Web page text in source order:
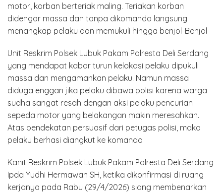
motor, korban berteriak maling. Teriakan korban
didengar massa dan tanpa dikomando langsung
menangkap pelaku dan memukuli hingga benjol-Benjol
Unit Reskrim Polsek Lubuk Pakam Polresta Deli Serdang
yang mendapat kabar turun kelokasi pelaku dipukuli
massa dan mengamankan pelaku. Namun massa
diduga enggan jika pelaku dibawa polisi karena warga
sudha sangat resah dengan aksi pelaku pencurian
sepeda motor yang belakangan makin meresahkan.
Atas pendekatan persuasif dari petugas polisi, maka
pelaku berhasi diangkut ke komando
Kanit Reskrim Polsek Lubuk Pakam Polresta Deli Serdang
Ipda Yudhi Hermawan SH, ketika dikonfirmasi di ruang
kerjanya pada Rabu (29/4/2026) siang membenarkan